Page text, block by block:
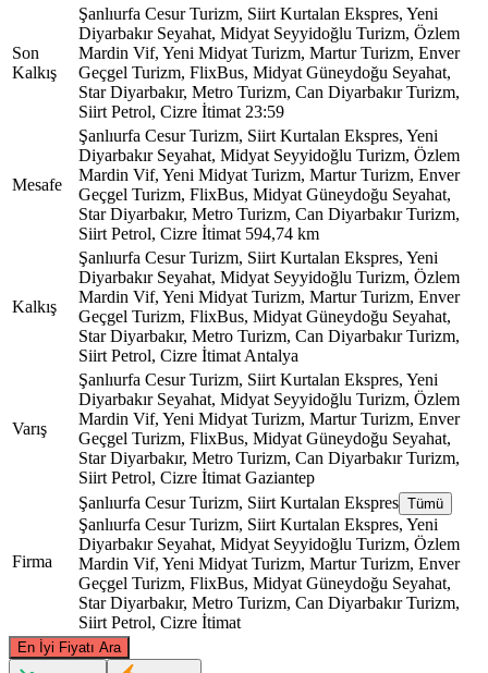
Son
Kalkış
Şanlıurfa Cesur Turizm, Siirt Kurtalan Ekspres, Yeni
Diyarbakır Seyahat, Midyat Seyyidoğlu Turizm, Özlem
Mardin Vif, Yeni Midyat Turizm, Martur Turizm, Enver
Geçgel Turizm, FlixBus, Midyat Güneydoğu Seyahat,
Star Diyarbakır, Metro Turizm, Can Diyarbakır Turizm,
Siirt Petrol, Cizre İtimat 23:59
Mesafe
Şanlıurfa Cesur Turizm, Siirt Kurtalan Ekspres, Yeni
Diyarbakır Seyahat, Midyat Seyyidoğlu Turizm, Özlem
Mardin Vif, Yeni Midyat Turizm, Martur Turizm, Enver
Geçgel Turizm, FlixBus, Midyat Güneydoğu Seyahat,
Star Diyarbakır, Metro Turizm, Can Diyarbakır Turizm,
Siirt Petrol, Cizre İtimat 594,74 km
Kalkış
Şanlıurfa Cesur Turizm, Siirt Kurtalan Ekspres, Yeni
Diyarbakır Seyahat, Midyat Seyyidoğlu Turizm, Özlem
Mardin Vif, Yeni Midyat Turizm, Martur Turizm, Enver
Geçgel Turizm, FlixBus, Midyat Güneydoğu Seyahat,
Star Diyarbakır, Metro Turizm, Can Diyarbakır Turizm,
Siirt Petrol, Cizre İtimat Antalya
Varış
Şanlıurfa Cesur Turizm, Siirt Kurtalan Ekspres, Yeni
Diyarbakır Seyahat, Midyat Seyyidoğlu Turizm, Özlem
Mardin Vif, Yeni Midyat Turizm, Martur Turizm, Enver
Geçgel Turizm, FlixBus, Midyat Güneydoğu Seyahat,
Star Diyarbakır, Metro Turizm, Can Diyarbakır Turizm,
Siirt Petrol, Cizre İtimat Gaziantep
Firma
Şanlıurfa Cesur Turizm, Siirt Kurtalan Ekspres Tümü
Şanlıurfa Cesur Turizm, Siirt Kurtalan Ekspres, Yeni
Diyarbakır Seyahat, Midyat Seyyidoğlu Turizm, Özlem
Mardin Vif, Yeni Midyat Turizm, Martur Turizm, Enver
Geçgel Turizm, FlixBus, Midyat Güneydoğu Seyahat,
Star Diyarbakır, Metro Turizm, Can Diyarbakır Turizm,
Siirt Petrol, Cizre İtimat
En İyi Fiyatı Ara